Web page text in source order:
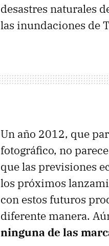
desastres naturales
las inundaciones de
Un año 2012, que
fotográfico, no
que las previsiones
los próximos
con estos futuros
diferente manera.
ninguna de las